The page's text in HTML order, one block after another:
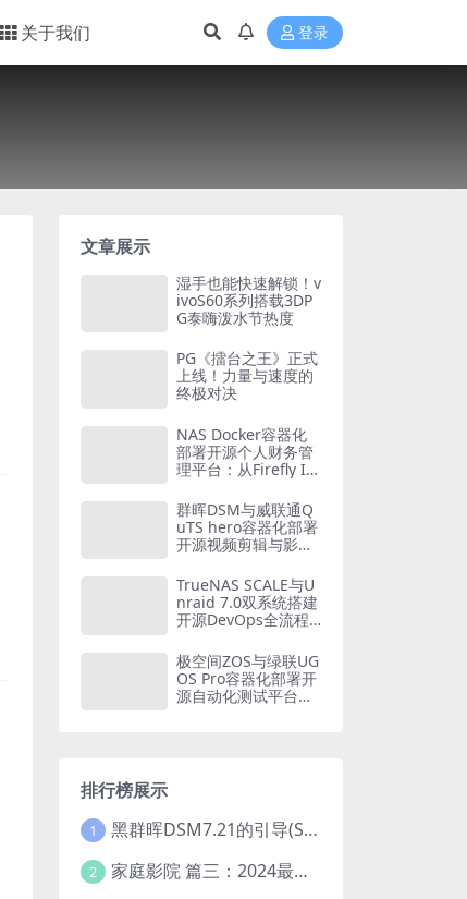
关于我们 登录
文章展示
湿手也能快速解锁！v
ivoS60系列搭载3DP
G泰嗨泼水节热度
PG《擂台之王》正式
上线！力量与速度的
终极对决
NAS Docker容器化
部署开源个人财务管
理平台：从Firefly III
家庭财务自由方案
（2026版）
群晖DSM与威联通Q
uTS hero容器化部署
开源视频剪辑与影视
Blender的NAS创意
工作站构建方案
TrueNAS SCALE与U
nraid 7.0双系统搭建
开源DevOps全流程
Kubernetes的容器
化CI/CD实战
极空间ZOS与绿联UG
OS Pro容器化部署开
源自动化测试平台：
排行榜展示
1 黑群晖DSM7.21的引导(SA6400_7.21引导可单NVME安装系统）
2 家庭影院 篇三：2024最新教程！小雅Emby全家桶又是什么？它和小雅AList又有什么区别？